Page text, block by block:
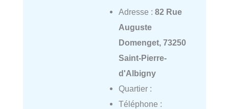
Adresse : 82 Rue
Auguste
Domenget, 73250
Saint-Pierre-
d'Albigny
Quartier :
Téléphone :